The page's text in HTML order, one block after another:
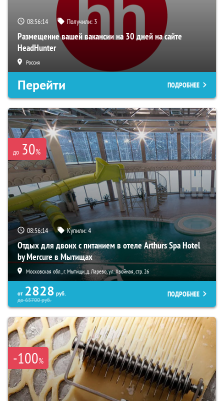
08:56:12 Получили: 3
Размещение вашей вакансии на 30 дней на сайте
HeadHunter
Россия
Перейти ПОДРОБНЕЕ
до 30%
08:56:12 Купили:4
Отдых для двоих с питанием в отеле Arthurs Spa Hotel
by Mercure в Мытищах
Московская обл., г. Мытищи, д. Ларево, ул. Хвойная, стр. 26
от 2828 руб.
до65700руб.
ПОДРОБНЕЕ
-100%